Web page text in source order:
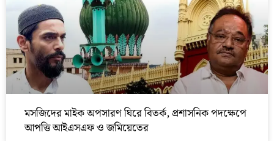
মসজিদের মাইক অপসারণ ঘিরে বিতর্ক, প্রশাসনিক পদক্ষেপে
আপত্তি আইএসএফ ও জমিয়েতের